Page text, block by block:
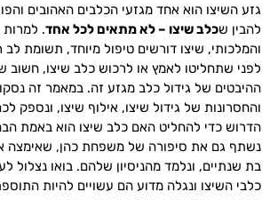
גזע השיצו הוא אחד מגזעי הכלבים האהובים
להבין שכלב שיצו – לא מתאים לכל אחד.
והמלכותי, שיצו דורשים טיפול מיוחד, תשומת לב
לפני שתחליטו לאמץ או לרכוש כלב שיצו, חשוב
ההיבטים של גידול כלב מגזע זה. במאמר זה
והחסרונות של גידול שיצו, אילוף שיצו, ונספק
הדרוש כדי להחליט האם כלב שיצו הוא באמת
נשתף גם את סיפורה של משפחת כהן, שאימצה
בת שנתיים, ונלמד מהניסיון שלהם. בואו נצלול
כלבי השיצו ונגלה מדוע הם עשויים להיות